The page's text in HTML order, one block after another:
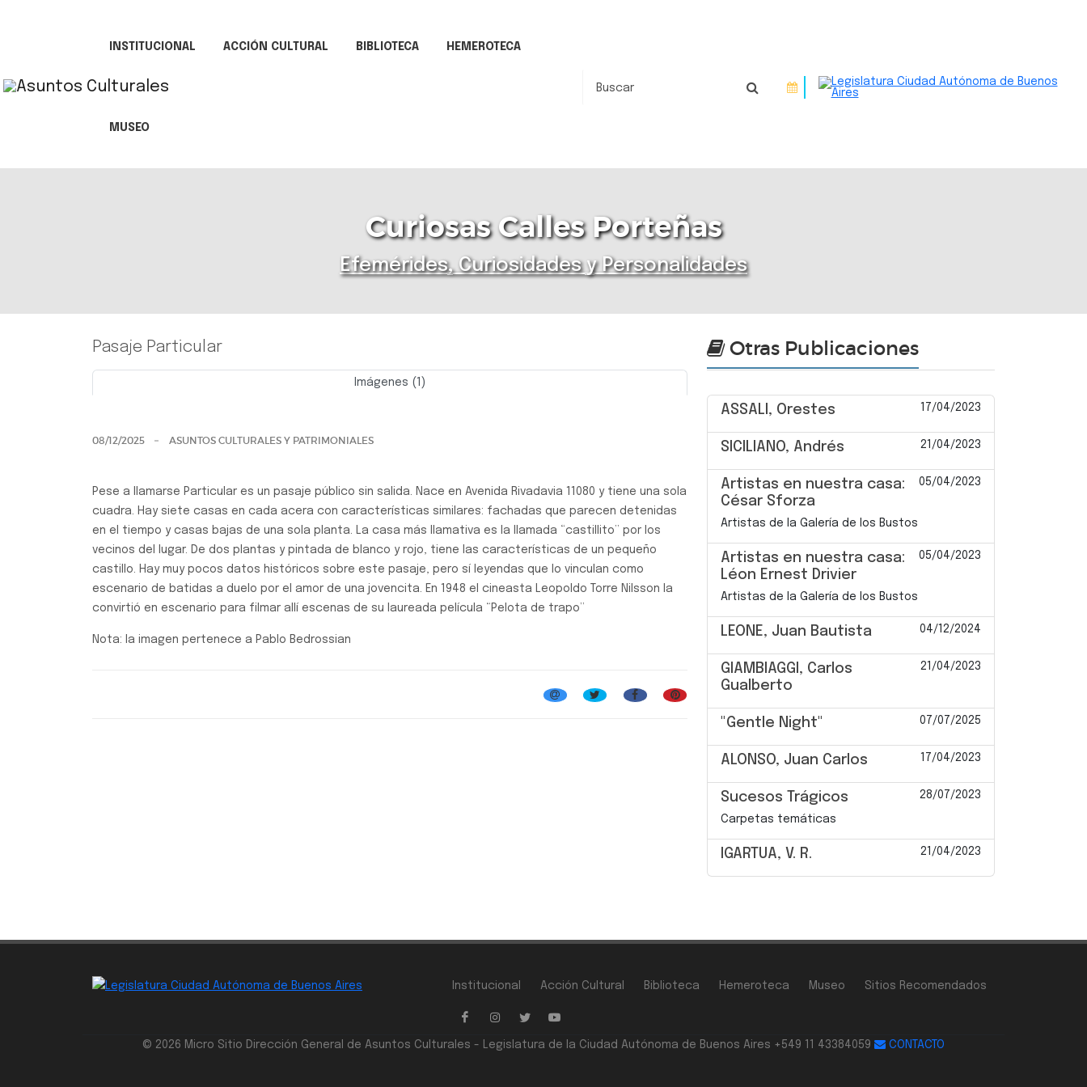
INSTITUCIONAL ACCIÓN CULTURAL BIBLIOTECA HEMEROTECA
MUSEO
Curiosas Calles Porteñas
Efemérides, Curiosidades y Personalidades
Pasaje Particular
Imágenes (1)
08/12/2025 ASUNTOS CULTURALES Y PATRIMONIALES
Pese a llamarse Particular es un pasaje público sin salida. Nace en Avenida Rivadavia 11080 y tiene una sola
cuadra. Hay siete casas en cada acera con características similares: fachadas que parecen detenidas
en el tiempo y casas bajas de una sola planta. La casa más llamativa es la llamada “castillito” por los
vecinos del lugar. De dos plantas y pintada de blanco y rojo, tiene las características de un pequeño
castillo. Hay muy pocos datos históricos sobre este pasaje, pero sí leyendas que lo vinculan como
escenario de batidas a duelo por el amor de una jovencita. En 1948 el cineasta Leopoldo Torre Nilsson la
convirtió en escenario para filmar allí escenas de su laureada película “Pelota de trapo”
Nota: la imagen pertenece a Pablo Bedrossian
Otras Publicaciones
ASSALI, Orestes 17/04/2023
SICILIANO, Andrés 21/04/2023
Artistas en nuestra casa:
César Sforza
05/04/2023
Artistas de la Galería de los Bustos
Artistas en nuestra casa:
Léon Ernest Drivier
05/04/2023
Artistas de la Galería de los Bustos
LEONE, Juan Bautista 04/12/2024
GIAMBIAGGI, Carlos
Gualberto
21/04/2023
"Gentle Night" 07/07/2025
ALONSO, Juan Carlos 17/04/2023
Sucesos Trágicos 28/07/2023
Carpetas temáticas
IGARTUA, V. R. 21/04/2023
Institucional Acción Cultural Biblioteca Hemeroteca Museo Sitios Recomendados
© 2026 Micro Sitio Dirección General de Asuntos Culturales - Legislatura de la Ciudad Autónoma de Buenos Aires +549 11 43384059 CONTACTO